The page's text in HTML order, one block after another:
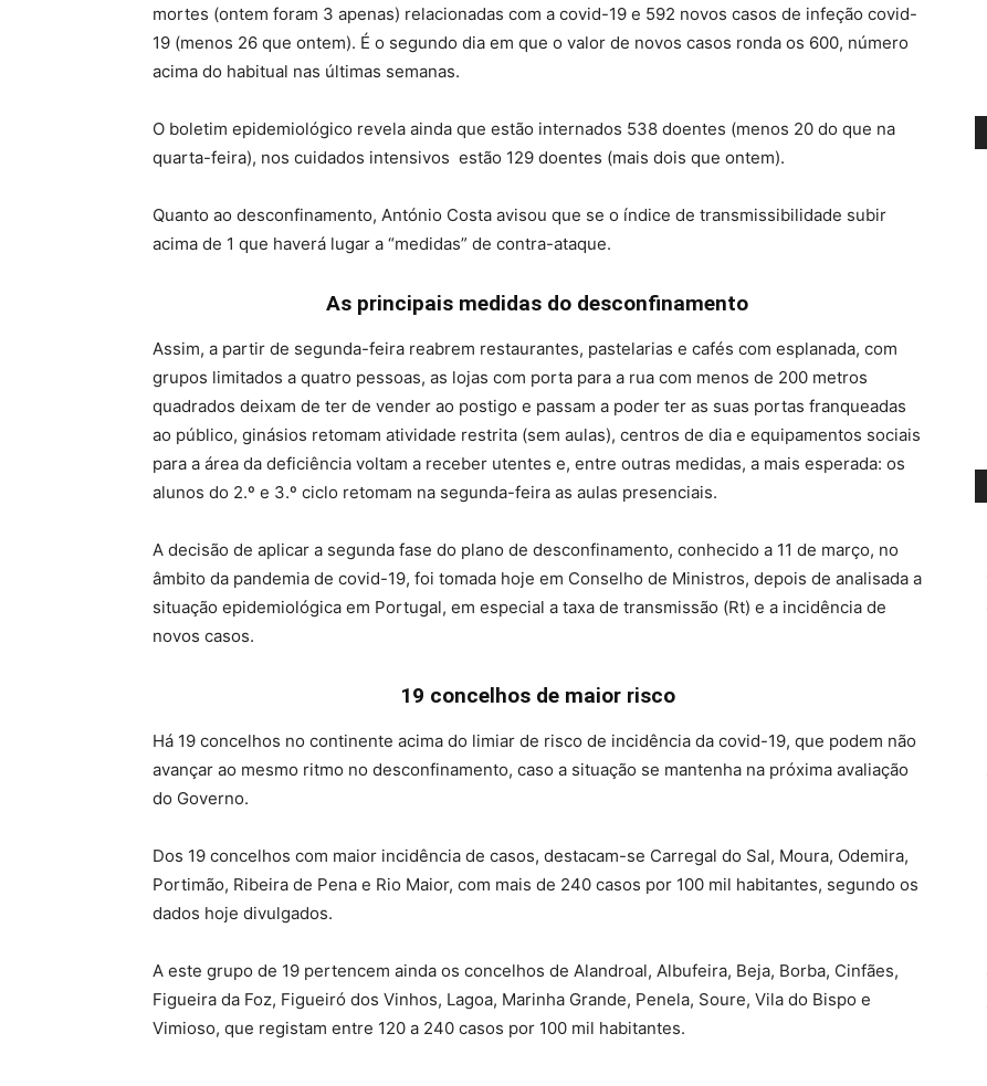
mortes (ontem foram 3 apenas) relacionadas com a covid-19 e 592 novos casos de infeção covid-
19 (menos 26 que ontem). É o segundo dia em que o valor de novos casos ronda os 600, número
acima do habitual nas últimas semanas.
O boletim epidemiológico revela ainda que estão internados 538 doentes (menos 20 do que na
quarta-feira), nos cuidados intensivos estão 129 doentes (mais dois que ontem).
Quanto ao desconfinamento, António Costa avisou que se o índice de transmissibilidade subir
acima de 1 que haverá lugar a “medidas” de contra-ataque.
As principais medidas do desconfinamento
Assim, a partir de segunda-feira reabrem restaurantes, pastelarias e cafés com esplanada, com
grupos limitados a quatro pessoas, as lojas com porta para a rua com menos de 200 metros
quadrados deixam de ter de vender ao postigo e passam a poder ter as suas portas franqueadas
ao público, ginásios retomam atividade restrita (sem aulas), centros de dia e equipamentos sociais
para a área da deficiência voltam a receber utentes e, entre outras medidas, a mais esperada: os
alunos do 2.º e 3.º ciclo retomam na segunda-feira as aulas presenciais.
A decisão de aplicar a segunda fase do plano de desconfinamento, conhecido a 11 de março, no
âmbito da pandemia de covid-19, foi tomada hoje em Conselho de Ministros, depois de analisada a
situação epidemiológica em Portugal, em especial a taxa de transmissão (Rt) e a incidência de
novos casos.
19 concelhos de maior risco
Há 19 concelhos no continente acima do limiar de risco de incidência da covid-19, que podem não
avançar ao mesmo ritmo no desconfinamento, caso a situação se mantenha na próxima avaliação
do Governo.
Dos 19 concelhos com maior incidência de casos, destacam-se Carregal do Sal, Moura, Odemira,
Portimão, Ribeira de Pena e Rio Maior, com mais de 240 casos por 100 mil habitantes, segundo os
dados hoje divulgados.
A este grupo de 19 pertencem ainda os concelhos de Alandroal, Albufeira, Beja, Borba, Cinfães,
Figueira da Foz, Figueiró dos Vinhos, Lagoa, Marinha Grande, Penela, Soure, Vila do Bispo e
Vimioso, que registam entre 120 a 240 casos por 100 mil habitantes.